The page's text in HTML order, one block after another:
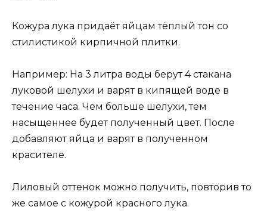
Кожура лука придаёт яйцам тёплый тон со
стилистикой кирпичной плитки.
Например: На 3 литра воды берут 4 стакана
луковой шелухи и варят в кипящей воде в
течение часа. Чем больше шелухи, тем
насыщеннее будет полученный цвет. После
добавляют яйца и варят в полученном
красителе.
Лиловый оттенок можно получить, повторив то
же самое с кожурой красного лука.